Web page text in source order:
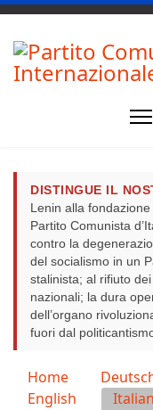
DISTINGUE IL
Lenin alla
Partito Comunista
contro la
del socialismo in un
stalinista; al rifiuto
nazionali; la dura
dell’organo
fuori dal
Seleziona la tua
Home
English
Italian